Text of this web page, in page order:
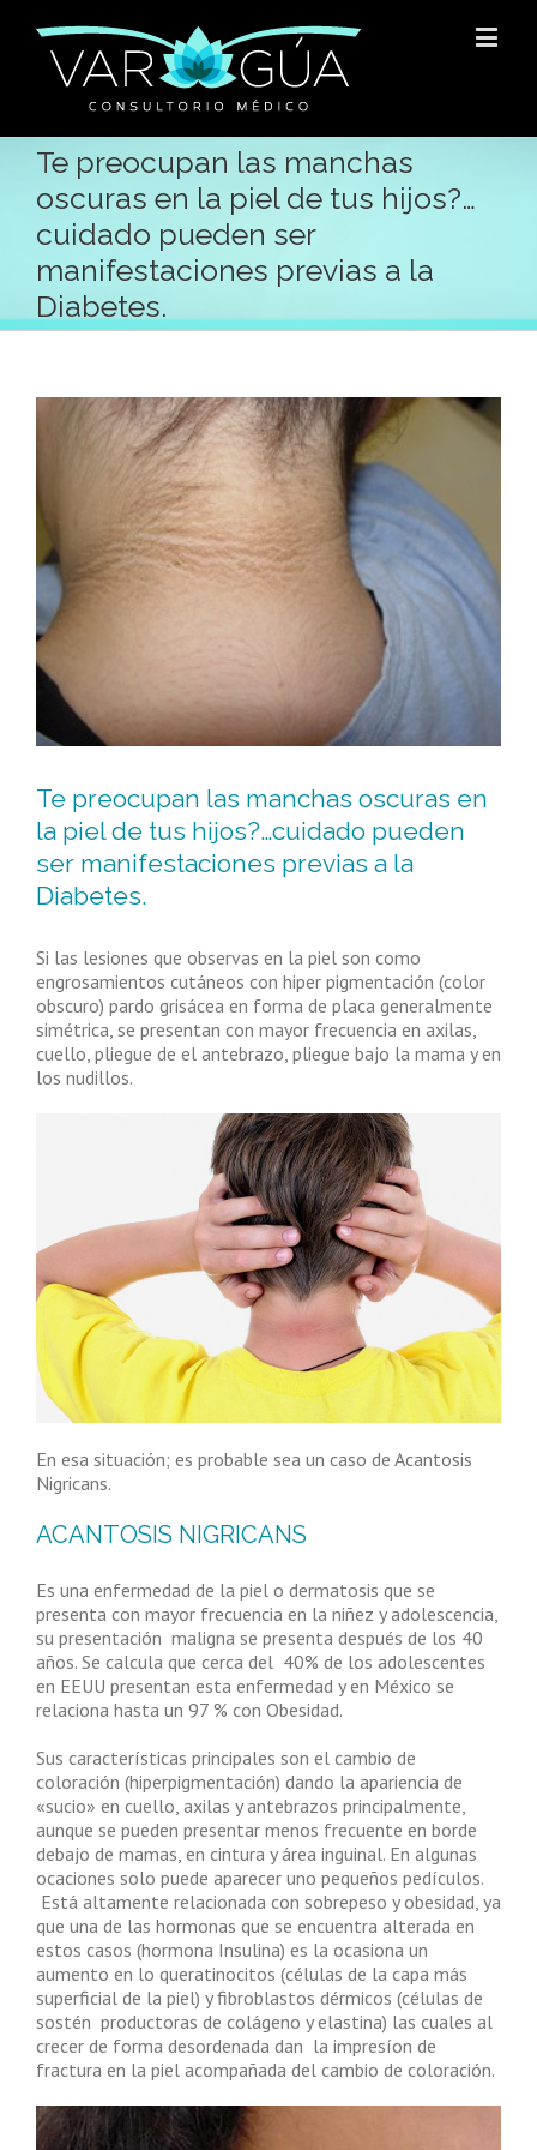
Te preocupan las manchas
oscuras en la piel de tus hijos?…
cuidado pueden ser
manifestaciones previas a la
Diabetes.
Te preocupan las manchas oscuras en
la piel de tus hijos?…cuidado pueden
ser manifestaciones previas a la
Diabetes.
Si las lesiones que observas en la piel son como
engrosamientos cutáneos con hiper pigmentación (color
obscuro) pardo grisácea en forma de placa generalmente
simétrica, se presentan con mayor frecuencia en axilas,
cuello, pliegue de el antebrazo, pliegue bajo la mama y en
los nudillos.
En esa situación; es probable sea un caso de Acantosis
Nigricans.
ACANTOSIS NIGRICANS
Es una enfermedad de la piel o dermatosis que se
presenta con mayor frecuencia en la niñez y adolescencia,
su presentación maligna se presenta después de los 40
años. Se calcula que cerca del 40% de los adolescentes
en EEUU presentan esta enfermedad y en México se
relaciona hasta un 97 % con Obesidad.
Sus características principales son el cambio de
coloración (hiperpigmentación) dando la apariencia de
«sucio» en cuello, axilas y antebrazos principalmente,
aunque se pueden presentar menos frecuente en borde
debajo de mamas, en cintura y área inguinal. En algunas
ocaciones solo puede aparecer uno pequeños pedículos.
Está altamente relacionada con sobrepeso y obesidad, ya
que una de las hormonas que se encuentra alterada en
estos casos (hormona Insulina) es la ocasiona un
aumento en lo queratinocitos (células de la capa más
superficial de la piel) y fibroblastos dérmicos (células de
sostén productoras de colágeno y elastina) las cuales al
crecer de forma desordenada dan la impresíon de
fractura en la piel acompañada del cambio de coloración.